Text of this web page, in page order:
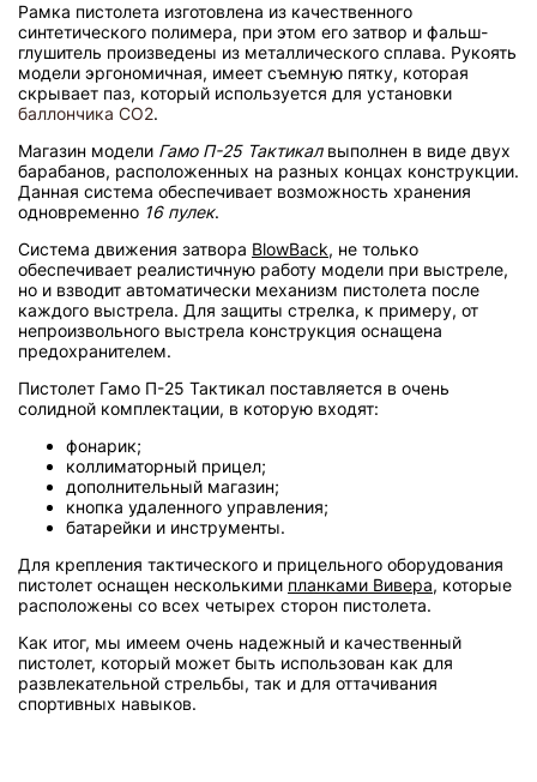
Рамка пистолета изготовлена из качественного
синтетического полимера, при этом его затвор и фальш-
глушитель произведены из металлического сплава. Рукоять
модели эргономичная, имеет съемную пятку, которая
скрывает паз, который используется для установки
баллончика CO2.
Магазин модели Гамо П-25 Тактикалвыполнен в виде двух
барабанов, расположенных на разных концах конструкции.
Данная система обеспечивает возможность хранения
одновременно 16 пулек.
Система движения затвора BlowBack, не только
обеспечивает реалистичную работу модели при выстреле,
но и взводит автоматически механизм пистолета после
каждого выстрела. Для защиты стрелка, к примеру, от
непроизвольного выстрела конструкция оснащена
предохранителем.
Пистолет Гамо П-25 Тактикал поставляется в очень
солидной комплектации, в которую входят:
фонарик;
коллиматорный прицел;
дополнительный магазин;
кнопка удаленного управления;
батарейки и инструменты.
Для крепления тактического и прицельного оборудования
пистолет оснащен несколькими планками Вивера, которые
расположены со всех четырех сторон пистолета.
Как итог, мы имеем очень надежный и качественный
пистолет, который может быть использован как для
развлекательной стрельбы, так и для оттачивания
спортивных навыков.